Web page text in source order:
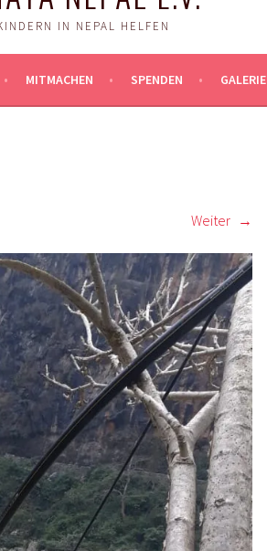
IN NEPAL HELFEN
MITMACHEN SPENDEN GALERIE
Weiter